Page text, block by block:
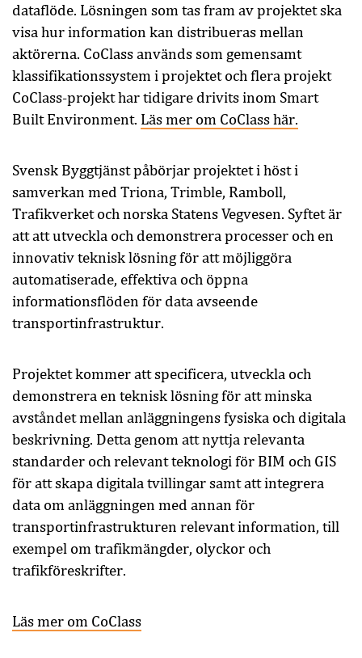
dataflöde. Lösningen som tas fram av projektet ska
visa hur information kan distribueras mellan
aktörerna. CoClass används som gemensamt
klassifikationssystem i projektet och flera projekt
CoClass-projekt har tidigare drivits inom Smart
Built Environment. Läs mer om CoClass här.
Svensk Byggtjänst påbörjar projektet i höst i
samverkan med Triona, Trimble, Ramboll,
Trafikverket och norska Statens Vegvesen. Syftet är
att att utveckla och demonstrera processer och en
innovativ teknisk lösning för att möjliggöra
automatiserade, effektiva och öppna
informationsflöden för data avseende
transportinfrastruktur.
Projektet kommer att specificera, utveckla och
demonstrera en teknisk lösning för att minska
avståndet mellan anläggningens fysiska och digitala
beskrivning. Detta genom att nyttja relevanta
standarder och relevant teknologi för BIM och GIS
för att skapa digitala tvillingar samt att integrera
data om anläggningen med annan för
transportinfrastrukturen relevant information, till
exempel om trafikmängder, olyckor och
trafikföreskrifter.
Läs mer om CoClass